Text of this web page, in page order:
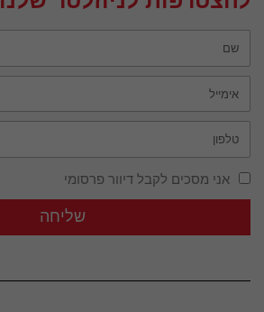
אני מסכים לקבל דיוור פרסומי
שליחה